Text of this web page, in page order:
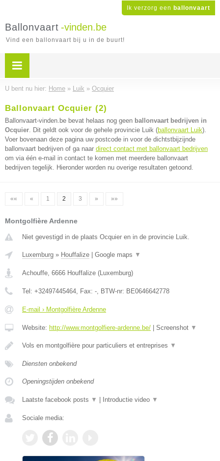
Ik verzorg een ballonvaart
Ballonvaart -vinden.be
Vind een ballonvaart bij u in de buurt!
U bent nu hier: Home » Luik » Ocquier
Ballonvaart Ocquier (2)
Ballonvaart-vinden.be bevat helaas nog geen ballonvaart bedrijven in
Ocquier. Dit geldt ook voor de gehele provincie Luik (ballonvaart Luik).
Voer bovenaan deze pagina uw postcode in voor de dichtstbijzijnde
ballonvaart bedrijven of ga naar direct contact met ballonvaart bedrijven
om via één e-mail in contact te komen met meerdere ballonvaart
bedrijven tegelijk. Hieronder worden nu overige resultaten getoond.
«« « 1 2 3 » »»
Montgolfière Ardenne
Niet gevestigd in de plaats Ocquier en in de provincie Luik.
Luxemburg » Houffalize Google maps ▼
Achouffe, 6666 Houffalize (Luxemburg)
Tel: +32497445464, Fax: -, BTW-nr: BE0646642778
E-mail › Montgolfière Ardenne
Website: http://www.montgolfiere-ardenne.be/ Screenshot ▼
Vols en montgolfière pour particuliers et entreprises ▼
Diensten onbekend
Openingstijden onbekend
Laatste facebook posts ▼ Introductie video ▼
Sociale media: